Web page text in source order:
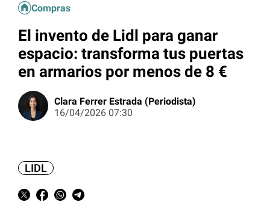
Compras
El invento de Lidl para ganar
espacio: transforma tus puertas
en armarios por menos de 8 €
Clara Ferrer Estrada (Periodista)
16/04/2026 07:30
LIDL